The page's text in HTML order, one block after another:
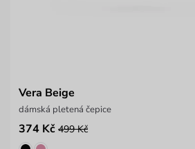
Vera Beige
dámská pletená čepice
374 Kč 499 Kč